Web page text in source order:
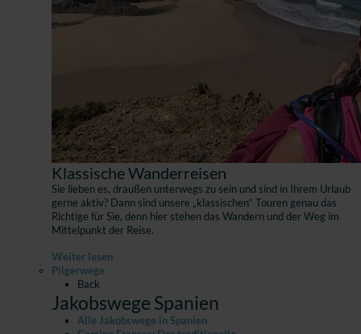
Klassische Wanderreisen
Sie lieben es, draußen unterwegs zu sein und sind in Ihrem Urlaub
gerne aktiv? Dann sind unsere „klassischen“ Touren genau das
Richtige für Sie, denn hier stehen das Wandern und der Weg im
Mittelpunkt der Reise.
Weiter lesen
Pilgerwege
Back
Jakobswege Spanien
Alle Jakobswege in Spanien